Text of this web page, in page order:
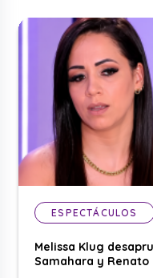
ESPECTÁCULOS
Melissa Klug
Samahara y Renato